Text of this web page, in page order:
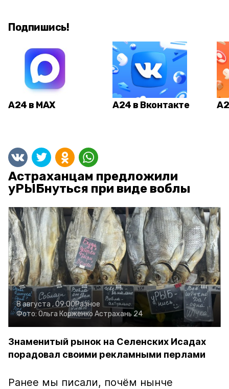
Подпишись!
А24 в MAX А24 в Вконтакте
Астраханцам предложили
уРЫБнуться при виде воблы
8 августа , 09:00Разное
Фото: Ольга Корженко Астрахань 24
Знаменитый рынок на Селенских Исадах
порадовал своими рекламными перлами
Ранее мы писали, почём нынче